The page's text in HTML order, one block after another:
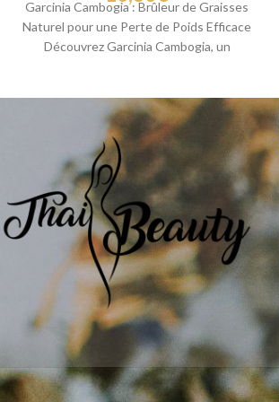
Garcinia Cambogia : Brûleur de Graisses
Naturel pour une Perte de Poids Efficace
Découvrez Garcinia Cambogia, un